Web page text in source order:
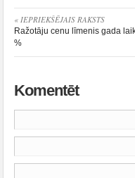
« IEPRIEKŠĒJAIS RAKSTS
Ražotāju cenu līmenis gada
%
Komentēt